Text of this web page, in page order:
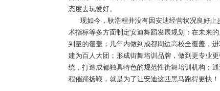
态度去玩爱好。
现如今，耿浩程并没有因安迪经营状况良好止
术指标等多方面制定安迪舞蹈发展规划：在未来
到量的覆盖；几年内做到成都周边高校全覆盖，
建为百人大团；形成街舞培训品牌，做到更专业
统，打造成都独具特色的规范性街舞培训机构；
程催蹄扬鞭，就是为了让安迪这匹黑马跑得更快！